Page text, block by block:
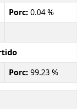
Porc: 0.04 %
Porc: 99.23 %